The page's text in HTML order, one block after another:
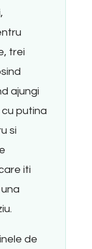
trei
ajungi
cu putina
si
iti
de